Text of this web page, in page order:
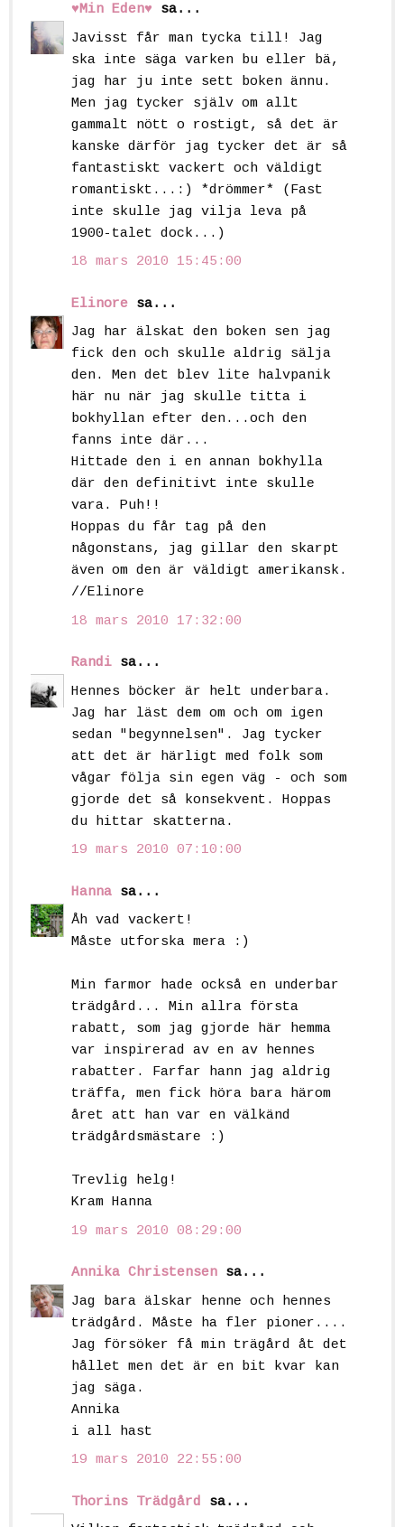
♥Min Eden♥ sa...
Javisst får man tycka till! Jag
ska inte säga varken bu eller bä,
jag har ju inte sett boken ännu.
Men jag tycker själv om allt
gammalt nött o rostigt, så det är
kanske därför jag tycker det är så
fantastiskt vackert och väldigt
romantiskt...:) *drömmer* (Fast
inte skulle jag vilja leva på
1900-talet dock...)
18 mars 2010 15:45:00
Elinore sa...
Jag har älskat den boken sen jag
fick den och skulle aldrig sälja
den. Men det blev lite halvpanik
här nu när jag skulle titta i
bokhyllan efter den...och den
fanns inte där...
Hittade den i en annan bokhylla
där den definitivt inte skulle
vara. Puh!!
Hoppas du får tag på den
någonstans, jag gillar den skarpt
även om den är väldigt amerikansk.
//Elinore
18 mars 2010 17:32:00
Randi sa...
Hennes böcker är helt underbara.
Jag har läst dem om och om igen
sedan "begynnelsen". Jag tycker
att det är härligt med folk som
vågar följa sin egen väg - och som
gjorde det så konsekvent. Hoppas
du hittar skatterna.
19 mars 2010 07:10:00
Hanna sa...
Åh vad vackert!
Måste utforska mera :)
Min farmor hade också en underbar
trädgård... Min allra första
rabatt, som jag gjorde här hemma
var inspirerad av en av hennes
rabatter. Farfar hann jag aldrig
träffa, men fick höra bara härom
året att han var en välkänd
trädgårdsmästare :)
Trevlig helg!
Kram Hanna
19 mars 2010 08:29:00
Annika Christensen sa...
Jag bara älskar henne och hennes
trädgård. Måste ha fler pioner....
Jag försöker få min trägård åt det
hållet men det är en bit kvar kan
jag säga.
Annika
i all hast
19 mars 2010 22:55:00
Thorins Trädgård sa...